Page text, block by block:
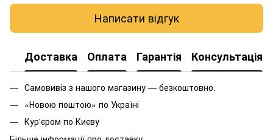
Написати відгук
Доставка Оплата Гарантія Консультація
Самовивіз з нашого магазину — безкоштовно.
«Новою поштою» по Україні
Кур'єром по Києву